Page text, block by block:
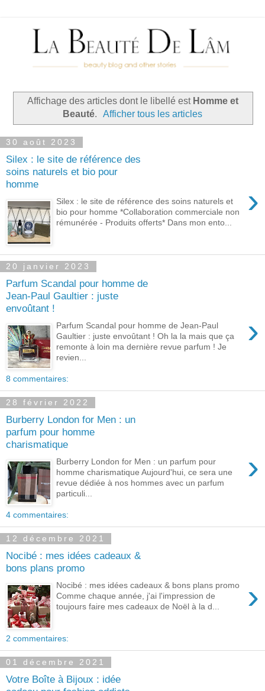
Affichage des articles dont le libellé est Homme et
Beauté. Afficher tous les articles
30 août 2023
Silex : le site de référence des
soins naturels et bio pour
homme
›
Silex : le site de référence des soins naturels et
bio pour homme *Collaboration commerciale non
rémunérée - Produits offerts* Dans mon ento...
20 janvier 2023
Parfum Scandal pour homme de
Jean-Paul Gaultier : juste
envoûtant !
›
Parfum Scandal pour homme de Jean-Paul
Gaultier : juste envoûtant ! Oh la la mais que ça
remonte à loin ma dernière revue parfum ! Je
revien...
8 commentaires:
28 février 2022
Burberry London for Men : un
parfum pour homme
charismatique
›
Burberry London for Men : un parfum pour
homme charismatique Aujourd'hui, ce sera une
revue dédiée à nos hommes avec un parfum
particuli...
4 commentaires:
12 décembre 2021
Nocibé : mes idées cadeaux &
bons plans promo
›
Nocibé : mes idées cadeaux & bons plans promo
Comme chaque année, j'ai l'impression de
toujours faire mes cadeaux de Noël à la d...
2 commentaires:
01 décembre 2021
Votre Boîte à Bijoux : idée